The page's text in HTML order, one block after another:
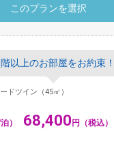
以上のお部屋をお約束
ドツイン（45㎡）
泊） 68,400円（税込）